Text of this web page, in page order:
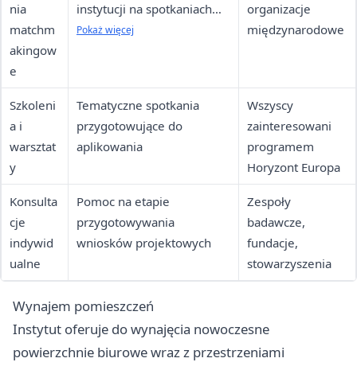
nia
matchm
akingow
e
instytucji na spotkaniach
brokerskich
Pokaż więcej
organizacje
międzynarodowe
Szkoleni
a i
warsztat
y
Tematyczne spotkania
przygotowujące do
aplikowania
Wszyscy
zainteresowani
programem
Horyzont Europa
Konsulta
cje
indywid
ualne
Pomoc na etapie
przygotowywania
wniosków projektowych
Zespoły
badawcze,
fundacje,
stowarzyszenia
Wynajem pomieszczeń
Instytut oferuje do wynajęcia nowoczesne
powierzchnie biurowe wraz z przestrzeniami